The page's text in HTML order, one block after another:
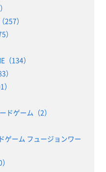
）
）
（134）
）
ドゲーム（2）
ゲーム フュージョンワー